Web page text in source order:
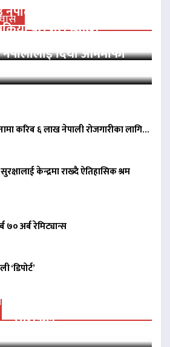
नेपाली कैदीलाई आममाफी,
पूरा गरी स्वदेश…
दियो आममाफी
करिब ६ लाख नेपाली रोजगारीका लागि…
केन्द्रमा राख्दै ऐतिहासिक श्रम
७० अर्ब रेमिट्यान्स
साउन २४ गते आईतवारको
राशिफल